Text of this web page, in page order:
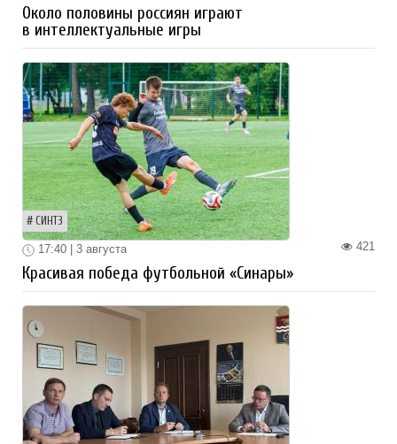
Около половины россиян играют
в интеллектуальные игры
СИНТЗ
421
17:40 | 3 августа
Красивая победа футбольной «Синары»